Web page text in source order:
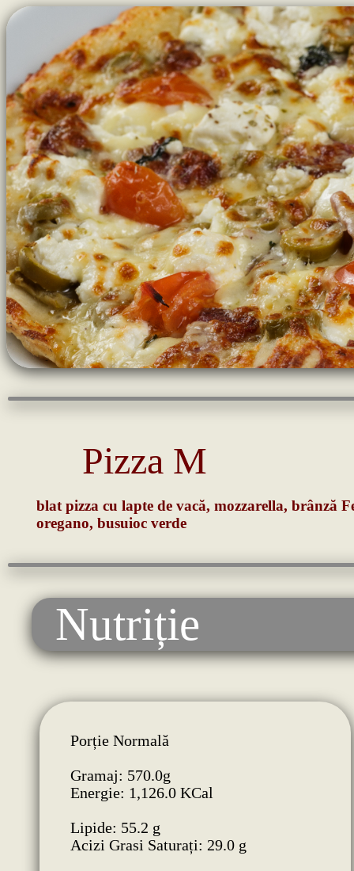
Pizza M
blat pizza cu lapte de vacă, mozzarella, brânză
oregano, busuioc verde
Nutriție
Porție Normală
Gramaj: 570.0g
Energie: 1,126.0 KCal
Lipide: 55.2 g
Acizi Grasi Saturați: 29.0 g